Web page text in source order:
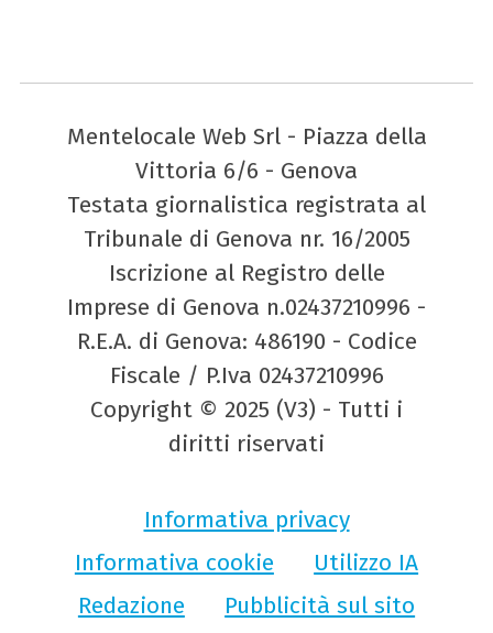
Mentelocale Web Srl - Piazza della
Vittoria 6/6 - Genova
Testata giornalistica registrata al
Tribunale di Genova nr. 16/2005
Iscrizione al Registro delle
Imprese di Genova n.02437210996 -
R.E.A. di Genova: 486190 - Codice
Fiscale / P.Iva 02437210996
Copyright © 2025 (V3) - Tutti i
diritti riservati
Informativa privacy
Informativa cookie
Utilizzo IA
Redazione
Pubblicità sul sito